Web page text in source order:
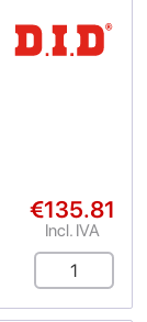
€135.81
Incl. IVA